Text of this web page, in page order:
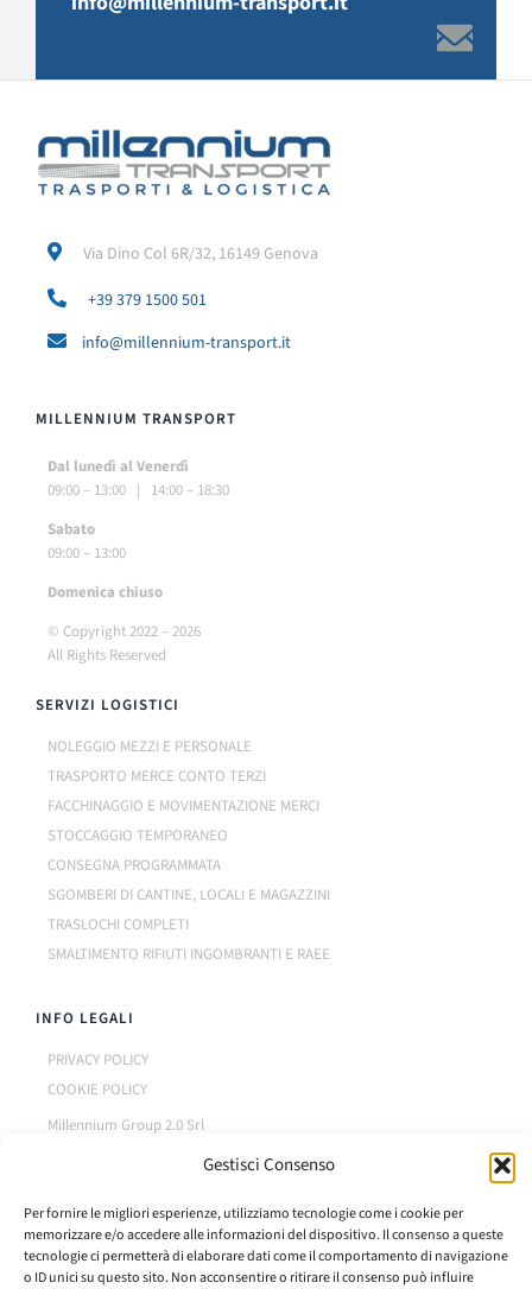
Gestisci Consenso
Per fornire le migliori esperienze, utilizziamo tecnologie come i cookie per
memorizzare e/o accedere alle informazioni del dispositivo. Il consenso a queste
tecnologie ci permetterà di elaborare dati come il comportamento di navigazione
o ID unici su questo sito. Non acconsentire o ritirare il consenso può influire
Via Dino Col 6R/32, 16149 Genova
+39 379 1500 501
info@millennium-transport.it
MILLENNIUM TRANSPORT
Dal lunedì al Venerdì
09:00 – 13:00 | 14:00 – 18:30
Sabato
09:00 – 13:00
Domenica chiuso
© Copyright 2022 –2026
All Rights Reserved
SERVIZI LOGISTICI
NOLEGGIO MEZZI E PERSONALE
TRASPORTO MERCE CONTO TERZI
FACCHINAGGIO E MOVIMENTAZIONE MERCI
STOCCAGGIO TEMPORANEO
CONSEGNA PROGRAMMATA
SGOMBERI DI CANTINE, LOCALI E MAGAZZINI
TRASLOCHI COMPLETI
SMALTIMENTO RIFIUTI INGOMBRANTI E RAEE
INFO LEGALI
PRIVACY POLICY
COOKIE POLICY
Millennium Group 2.0 Srl
Realizzato daProfessionalSite